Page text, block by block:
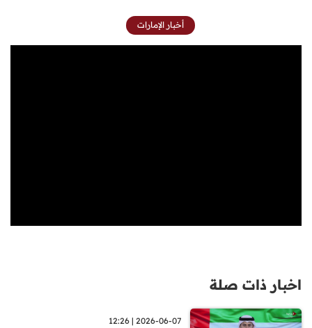
أخبار الإمارات
اخبار ذات صلة
2026-06-07 | 12:26